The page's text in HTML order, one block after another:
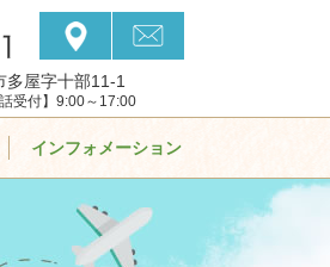
多屋字十部11-1
受付】9:00～17:00
インフォメーション